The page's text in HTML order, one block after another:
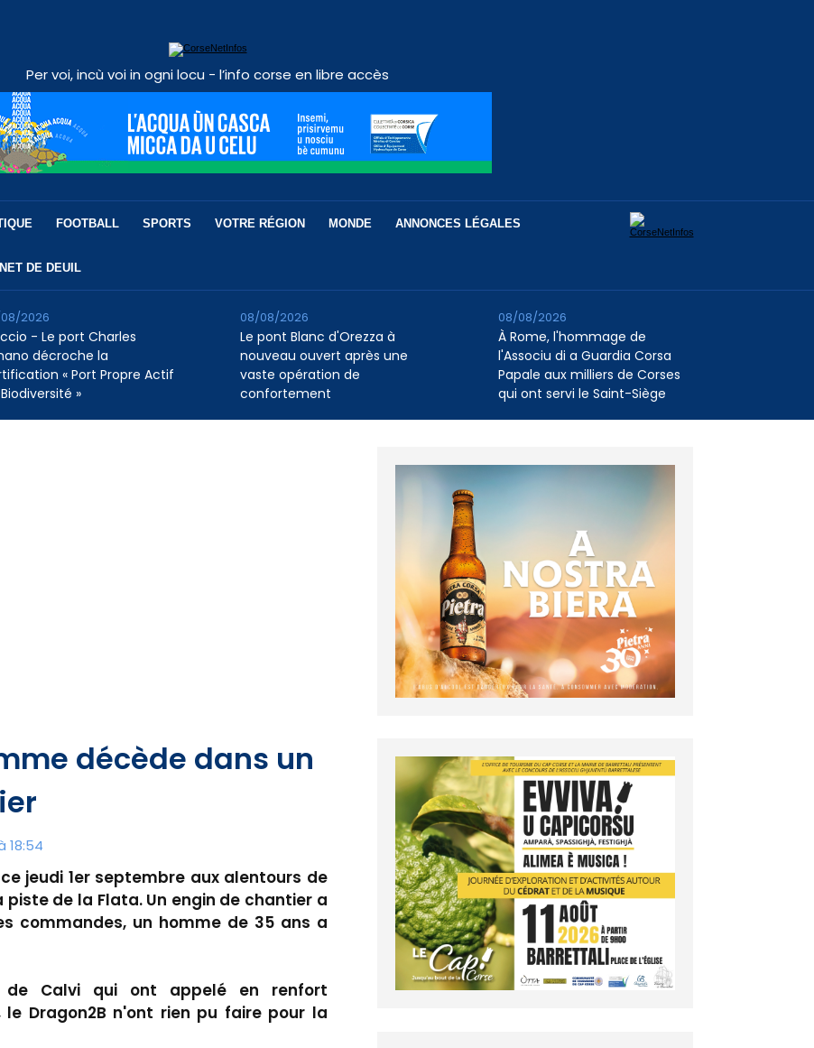
Per voi, incù voi in ogni locu - l’info corse en libre accès
FOOTBALL SPORTS VOTRE RÉGION MONDE ANNONCES LÉGALES
DE DEUIL
- Le port Charles
décroche la
« Port Propre Actif
»
2026
Le pont Blanc d'Orezza à
nouveau ouvert après une
vaste opération de
confortement
08/08/2026
À Rome, l'hommage de
l'Associu di a Guardia Corsa
Papale aux milliers de Corses
qui ont servi le Saint-Siège
08/08/2026
décède dans un
18:54
jeudi 1er septembre aux alentours de
piste de la Flata. Un engin de chantier a
commandes, un homme de 35 ans a
de Calvi qui ont appelé en renfort
Dragon2B n'ont rien pu faire pour la